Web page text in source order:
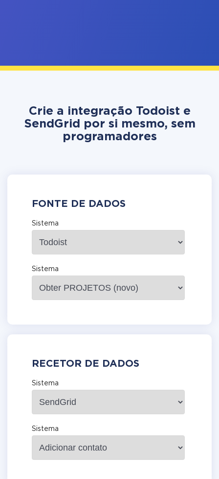
Crie a integração Todoist e
SendGrid por si mesmo, sem
programadores
FONTE DE DADOS
Sistema
Sistema
RECETOR DE DADOS
Sistema
Sistema